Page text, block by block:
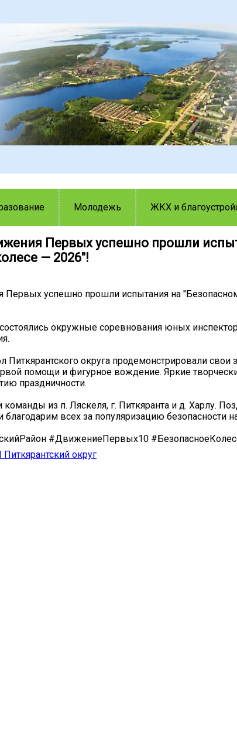
Молодежь ЖКХ и
Первых успешно прошли
— 2026"!
Первых успешно прошли испытания на
окружные соревнования юных
Питкярантского округа продемонстрировали
помощи и фигурное вождение. Яркие
праздничности.
команды из п. Ляскеля, г. Питкяранта и д. Харлу.
всех за популяризацию безопасности
#ДвижениеПервых10
округ